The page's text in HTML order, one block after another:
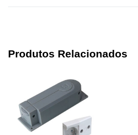
Produtos Relacionados